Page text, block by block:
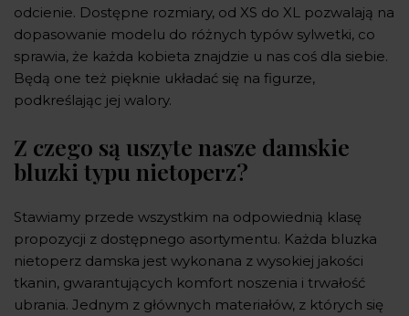
odcienie. Dostępne rozmiary, od XS do XL pozwalają na
dopasowanie modelu do różnych typów sylwetki, co
sprawia, że każda kobieta znajdzie u nas coś dla siebie.
Będą one też pięknie układać się na figurze,
podkreślając jej walory.
Z czego są uszyte nasze damskie
bluzki typu nietoperz?
Stawiamy przede wszystkim na odpowiednią klasę
propozycji z dostępnego asortymentu. Każda bluzka
nietoperz damska jest wykonana z wysokiej jakości
tkanin, gwarantujących komfort noszenia i trwałość
ubrania. Jednym z głównych materiałów, z których się